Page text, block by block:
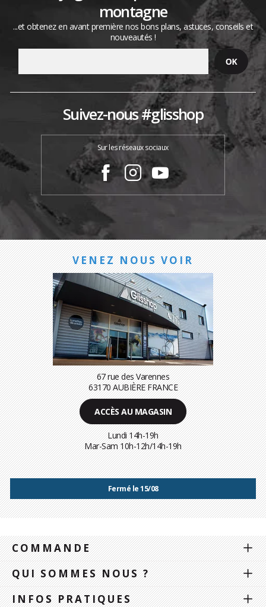
montagne
...et obtenez en avant première nos bons plans, astuces, conseils et
nouveautés !
Suivez-nous #glisshop
Sur les réseaux sociaux
VENEZ NOUS VOIR
67 rue des Varennes
63170 AUBIÈRE FRANCE
ACCÈS AU MAGASIN
Lundi 14h-19h
Mar-Sam 10h-12h/14h-19h
Fermé le 15/08
COMMANDE
QUI SOMMES NOUS ?
INFOS PRATIQUES